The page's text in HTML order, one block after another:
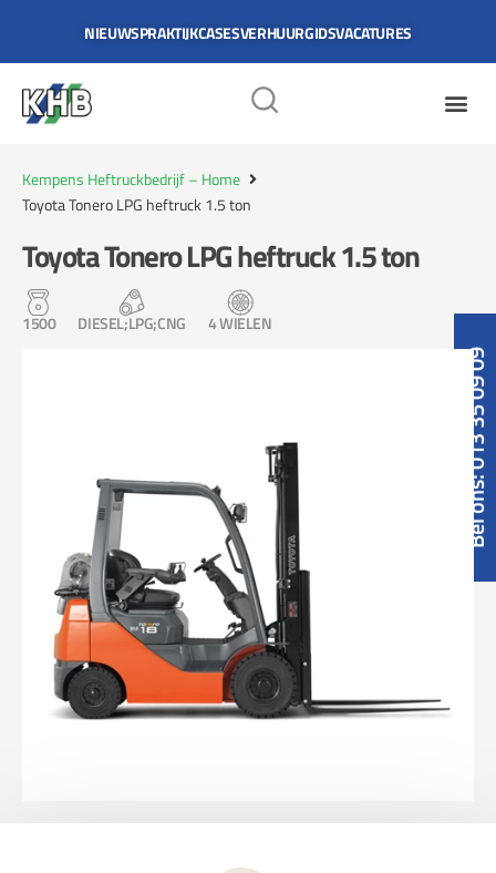
Bel ons: 013 35 09 09
NIEUWSPRAKTIJKCASESVERHUURGIDSVACATURES
Kempens Heftruckbedrijf – Home
Toyota Tonero LPG heftruck 1.5 ton
Toyota Tonero LPG heftruck 1.5 ton
1500 DIESEL;LPG;CNG 4 WIELEN